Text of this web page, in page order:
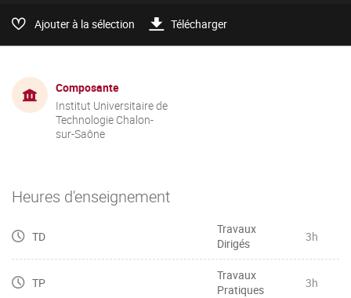
Ajouter à la sélection Télécharger
Composante
Institut Universitaire de
Technologie Chalon-
sur-Saône
Heures d'enseignement
TD
Travaux
Dirigés
3h
TP
Travaux
Pratiques
3h